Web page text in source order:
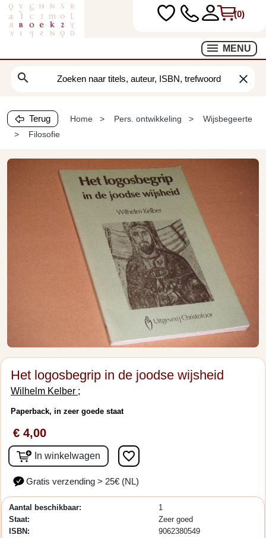
(0)
MENU
search clear
Terug Home Pers. ontwikkeling
Wijsbegeerte
Filosofie
Het logosbegrip in de joodse wijsheid
Wilhelm Kelber ;
Paperback, in zeer goede staat
€ 4,00
In winkelwagen favorite_border
Gratis verzending > 25€ (NL)
Aantal beschikbaar:
1
Staat:
Zeer goed
ISBN:
9062380549